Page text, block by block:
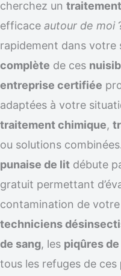
cherchez un
efficace autour de moi
rapidement dans votre
complète de ces
entreprise certifiée
adaptées à votre
traitement chimique,
ou solutions
punaise de lit débute
gratuit permettant
contamination de votre
techniciens
de sang, les piqûres
tous les refuges de ces